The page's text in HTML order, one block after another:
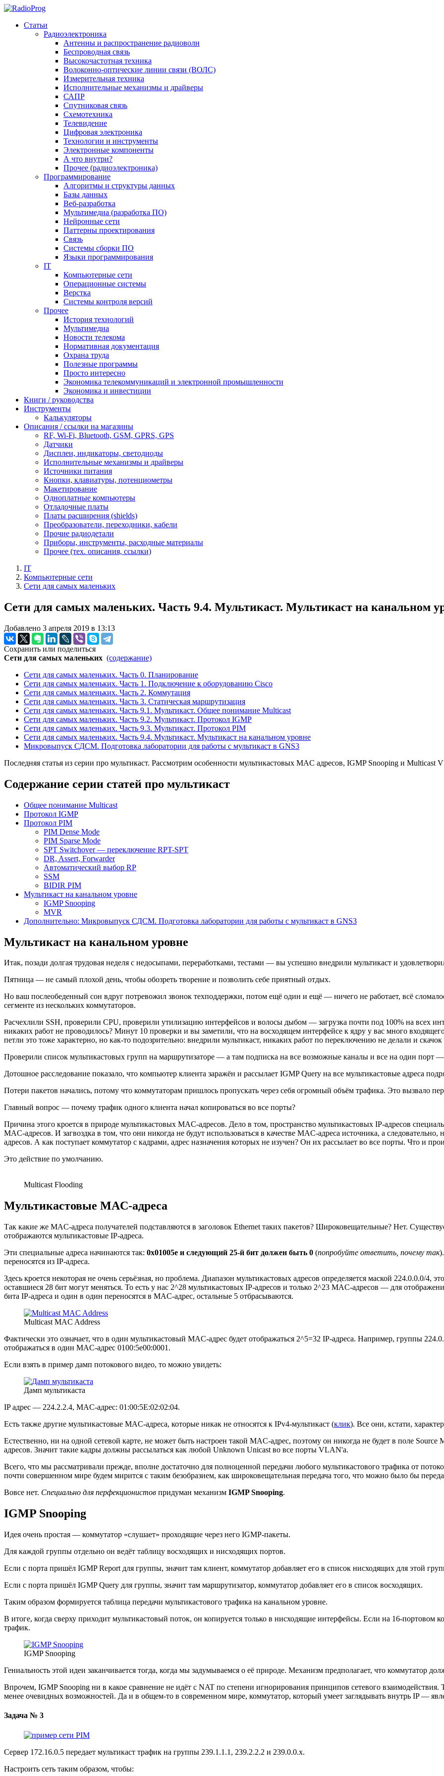
Статьи
Радиоэлектроника
Антенны и распространение радиоволн
Беспроводная связь
Высокочастотная техника
Волоконно-оптические линии связи (ВОЛС)
Измерительная техника
Исполнительные механизмы и драйверы
САПР
Спутниковая связь
Схемотехника
Телевидение
Цифровая электроника
Технологии и инструменты
Электронные компоненты
А что внутри?
Прочее (радиоэлектроника)
Программирование
Алгоритмы и структуры данных
Базы данных
Веб-разработка
Мультимедиа (разработка ПО)
Нейронные сети
Паттерны проектирования
Связь
Системы сборки ПО
Языки программирования
IT
Компьютерные сети
Операционные системы
Верстка
Системы контроля версий
Прочее
История технологий
Мультимедиа
Новости телекома
Нормативная документация
Охрана труда
Полезные программы
Просто интересно
Экономика телекоммуникаций и электронной промышленности
Экономика и инвестиции
Книги / руководства
Инструменты
Калькуляторы
Описания / ссылки на магазины
RF, Wi-Fi, Bluetooth, GSM, GPRS, GPS
Датчики
Дисплеи, индикаторы, светодиоды
Исполнительные механизмы и драйверы
Источники питания
Кнопки, клавиатуры, потенциометры
Макетирование
Одноплатные компьютеры
Отладочные платы
Платы расширения (shields)
Преобразователи, переходники, кабели
Прочие радиодетали
Приборы, инструменты, расходные материалы
Прочее (тех. описания, ссылки)
IT
Компьютерные сети
Сети для самых маленьких
Сети для самых маленьких. Часть 9.4. Мультикаст. Мультикаст на канальном
Добавлено 3 апреля 2019 в 13:13
Сохранить или поделиться
Сети для самых маленьких (содержание)
Сети для самых маленьких. Часть 0. Планирование
Сети для самых маленьких. Часть 1. Подключение к оборудованию Cisco
Сети для самых маленьких. Часть 2. Коммутация
Сети для самых маленьких. Часть 3. Статическая маршрутизация
Сети для самых маленьких. Часть 9.1. Мультикаст. Общее понимание Multicast
Сети для самых маленьких. Часть 9.2. Мультикаст. Протокол IGMP
Сети для самых маленьких. Часть 9.3. Мультикаст. Протокол PIM
Сети для самых маленьких. Часть 9.4. Мультикаст. Мультикаст на канальном уровне
Микровыпуск СДСМ. Подготовка лаборатории для работы с мультикаст в GNS3
Последняя статья из серии про мультикаст. Рассмотрим особенности мультикастовых MAC адресов, IGMP Snooping и Multicast
Содержание серии статей про мультикаст
Общее понимание Multicast
Протокол IGMP
Протокол PIM
PIM Dense Mode
PIM Sparse Mode
SPT Switchover — переключение RPT-SPT
DR, Assert, Forwarder
Автоматический выбор RP
SSM
BIDIR PIM
Мультикаст на канальном уровне
IGMP Snooping
MVR
Дополнительно: Микровыпуск СДСМ. Подготовка лаборатории для работы с мультикаст в GNS3
Мультикаст на канальном уровне
Итак, позади долгая трудовая неделя с недосыпами, переработками, тестами — вы успешно внедрили мультикаст и
Пятница — не самый плохой день, чтобы обозреть творение и позволить себе приятный отдых.
Но ваш послеобеденный сон вдруг потревожил звонок техподдержки, потом ещё один и ещё — ничего не работает, всё
сегменте из нескольких коммутаторов.
Расчехлили SSH, проверили CPU, проверили утилизацию интерфейсов и волосы дыбом — загрузка почти под 100% на всех
никаких работ не проводилось? Минут 10 проверки и вы заметили, что на восходящем интерфейсе к ядру у вас много
петли это тоже характерно, но как-то подозрительно: внедрили мультикаст, никаких работ по переключению не делали и
Проверили список мультикастовых групп на маршрутизаторе — а там подписка на все возможные каналы и все на один порт —
Дотошное расследование показало, что компьютер клиента заражён и рассылает IGMP Query на все мультикастовые адреса
Потери пакетов начались, потому что коммутаторам пришлось пропускать через себя огромный объём трафика. Это вызвало
Главный вопрос — почему трафик одного клиента начал копироваться во все порты?
Причина этого кроется в природе мультикастовых MAC-адресов. Дело в том, пространство мультикастовых IP-адресов
MAC-адресов. И загвоздка в том, что они никогда не будут использоваться в качестве MAC-адреса источника, а
адресов. А как поступает коммутатор с кадрами, адрес назначения которых не изучен? Он их рассылает во все порты. Что и
Это действие по умолчанию.
Multicast Flooding
Мультикастовые MAC-адреса
Так какие же MAC-адреса получателей подставляются в заголовок Ethernet таких пакетов? Широковещательные? Нет.
отображаются мультикастовые IP-адреса.
Эти специальные адреса начинаются так: 0x01005e и следующий 25-й бит должен быть 0 (попробуйте ответить, почему так
переносятся из IP-адреса.
Здесь кроется некоторая не очень серьёзная, но проблема. Диапазон мультикастовых адресов определяется маской 224.0.0.0/4,
оставшиеся 28 бит могут меняться. То есть у нас 2^28 мультикастовых IP-адресов и только 2^23 MAC-адресов — для
бита IP-адреса и один в один переносятся в MAC-адрес, остальные 5 отбрасываются.
Multicast MAC Address
Фактически это означает, что в один мультикастовый MAC-адрес будет отображаться 2^5=32 IP-адреса. Например, группы
отображаться в один MAC-адрес 0100:5e00:0001.
Если взять в пример дамп потокового видео, то можно увидеть:
Дамп мультикаста
IP адрес — 224.2.2.4, MAC-адрес: 01:00:5E:02:02:04.
Есть также другие мультикастовые MAC-адреса, которые никак не относятся к IPv4-мультикаст (клик). Все они, кстати,
Естественно, ни на одной сетевой карте, не может быть настроен такой MAC-адрес, поэтому он никогда не будет в поле
адресов. Значит такие кадры должны рассылаться как любой Unknown Unicast во все порты VLAN'а.
Всего, что мы рассматривали прежде, вполне достаточно для полноценной передачи любого мультикастового трафика от
почти совершенном мире будем мирится с таким безобразием, как широковещательная передача того, что можно было бы
Вовсе нет. Специально для перфекционистов придуман механизм IGMP Snooping.
IGMP Snooping
Идея очень простая — коммутатор «слушает» проходящие через него IGMP-пакеты.
Для каждой группы отдельно он ведёт таблицу восходящих и нисходящих портов.
Если с порта пришёл IGMP Report для группы, значит там клиент, коммутатор добавляет его в список нисходящих для этой
Если с порта пришёл IGMP Query для группы, значит там маршрутизатор, коммутатор добавляет его в список восходящих.
Таким образом формируется таблица передачи мультикастового трафика на канальном уровне.
В итоге, когда сверху приходит мультикастовый поток, он копируется только в нисходящие интерфейсы. Если на 16-портовом
трафик.
IGMP Snooping
Гениальность этой идеи заканчивается тогда, когда мы задумываемся о её природе. Механизм предполагает, что коммутатор
Впрочем, IGMP Snooping ни в какое сравнение не идёт с NAT по степени игнорирования принципов сетевого взаимодействия.
менее очевидных возможностей. Да и в общем-то в современном мире, коммутатор, который умеет заглядывать внутрь IP —
Задача № 3
Сервер 172.16.0.5 передает мультикаст трафик на группы 239.1.1.1, 239.2.2.2 и 239.0.0.x.
Настроить сеть таким образом, чтобы: